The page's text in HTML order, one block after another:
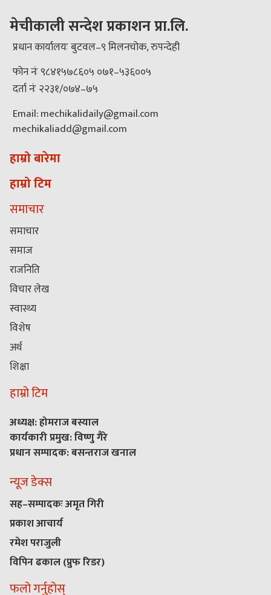
मेचीकाली सन्देश प्रकाशन प्रा.लि.
प्रधान कार्यालयः बुटवल–९ मिलनचोक, रुपन्देही
फोन नंः ९८४१५७८६०५ ०७१–५३६००५
दर्ता नंः २२३१/०७४–७५
Email: mechikalidaily@gmail.com
mechikaliadd@gmail.com
हाम्रो बारेमा
हाम्रो टिम
समाचार
समाचार
समाज
राजनिति
विचार लेख
स्वास्थ्य
विशेष
अर्थ
शिक्षा
हाम्रो टिम
अध्यक्ष: होमराज बस्याल
कार्यकारी प्रमुख: विष्णु गैरे
प्रधान सम्पादक: बसन्तराज खनाल
न्यूज डेक्स
सह–सम्पादकः अमृत गिरी
प्रकाश आचार्य
रमेश पराजुली
विपिन ढकाल (प्रुफ रिडर)
फलो गर्नुहोस्